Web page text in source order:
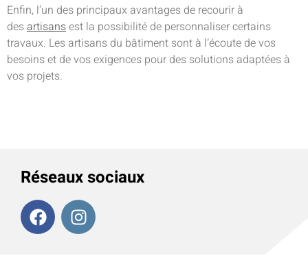
Enfin, l’un des principaux avantages de recourir à
desartisansest la possibilité de personnaliser certains
travaux. Les artisans du bâtiment sont à l’écoute de vos
besoins et de vos exigences pour des solutions adaptées à
vos projets.
Réseaux sociaux